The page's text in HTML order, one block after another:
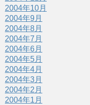
2004年10月
2004年9月
2004年8月
2004年7月
2004年6月
2004年5月
2004年4月
2004年3月
2004年2月
2004年1月